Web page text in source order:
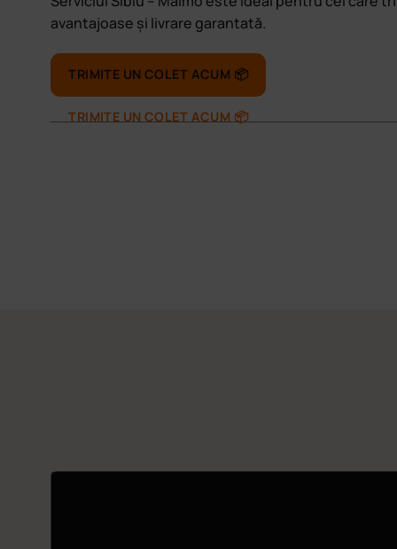
avantajoase și livrare garantată.
TRIMITE UN COLET ACUM 📦
TRIMITE UN COLET ACUM 📦